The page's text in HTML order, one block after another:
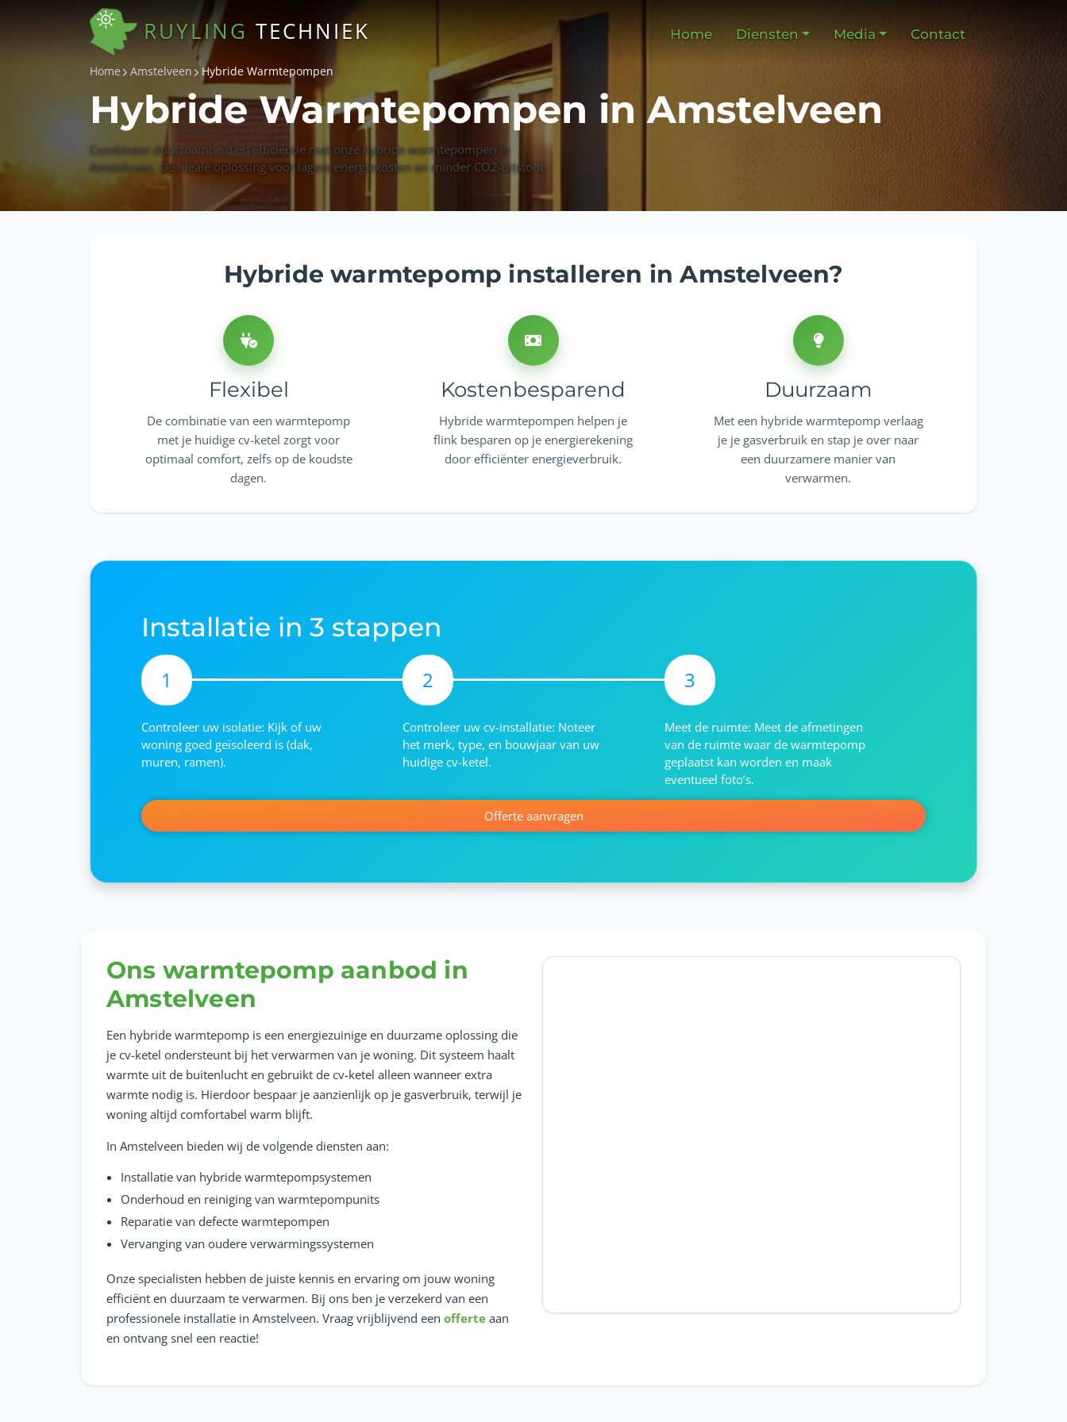
RUYLINGTECHNIEK Home Diensten Media Contact
Home Amstelveen Hybride Warmtepompen
Hybride Warmtepompen in Amstelveen
Combineer duurzaamheid en efficiëntie met onze hybride warmtepompen in
Amstelveen. De ideale oplossing voor lagere energiekosten en minder CO2-uitstoot.
Hybride warmtepomp installeren in Amstelveen?
Flexibel
De combinatie van een warmtepomp
met je huidige cv-ketel zorgt voor
optimaal comfort, zelfs op de koudste
dagen.
Kostenbesparend
Hybride warmtepompen helpen je
flink besparen op je energierekening
door efficiënter energieverbruik.
Duurzaam
Met een hybride warmtepomp verlaag
je je gasverbruik en stap je over naar
een duurzamere manier van
verwarmen.
Installatie in 3 stappen
1
Controleer uw isolatie: Kijk of uw
woning goed geïsoleerd is (dak,
muren, ramen).
2
Controleer uw cv-installatie: Noteer
het merk, type, en bouwjaar van uw
huidige cv-ketel.
3
Meet de ruimte: Meet de afmetingen
van de ruimte waar de warmtepomp
geplaatst kan worden en maak
eventueel foto’s.
Offerte aanvragen
Ons warmtepomp aanbod in
Amstelveen
Een hybride warmtepomp is een energiezuinige en duurzame oplossing die
je cv-ketel ondersteunt bij het verwarmen van je woning. Dit systeem haalt
warmte uit de buitenlucht en gebruikt de cv-ketel alleen wanneer extra
warmte nodig is. Hierdoor bespaar je aanzienlijk op je gasverbruik, terwijl je
woning altijd comfortabel warm blijft.
In Amstelveen bieden wij de volgende diensten aan:
Installatie van hybride warmtepompsystemen
Onderhoud en reiniging van warmtepompunits
Reparatie van defecte warmtepompen
Vervanging van oudere verwarmingssystemen
Onze specialisten hebben de juiste kennis en ervaring om jouw woning
efficiënt en duurzaam te verwarmen. Bij ons ben je verzekerd van een
professionele installatie in Amstelveen. Vraag vrijblijvend een offerte aan
en ontvang snel een reactie!